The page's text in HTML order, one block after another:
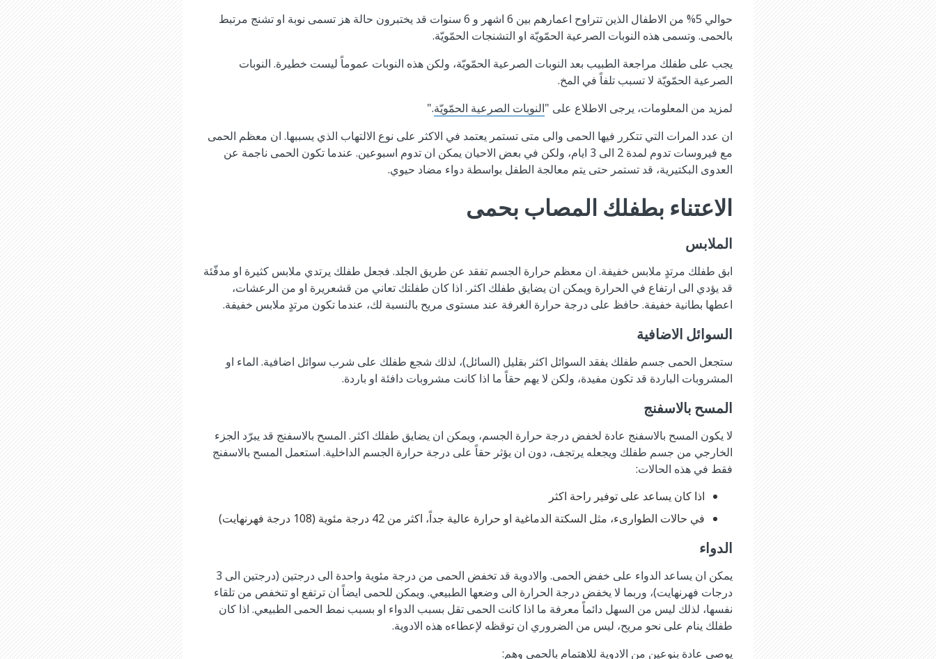
حوالي 5% من الاطفال الذين تتراوح اعمارهم بين 6 اشهر و 6 سنوات قد يختبرون حالة هز تسمى نوبة او تشنج مرتبط
بالحمى. وتسمى هذه النوبات الصرعية الحمّويّة او التشنجات الحمّويّة.
يجب على طفلك مراجعة الطبيب بعد النوبات الصرعية الحمّويّة، ولكن هذه النوبات عموماً ليست خطيرة. النوبات
الصرعية الحمّويّة لا تسبب تلفاً في المخ.
لمزيد من المعلومات، يرجى الاطلاع على "النوبات الصرعية الحمّويّة."
ان عدد المرات التي تتكرر فيها الحمى والى متى تستمر يعتمد في الاكثر على نوع الالتهاب الذي يسببها. ان معظم الحمى
مع فيروسات تدوم لمدة 2 الى 3 ايام، ولكن في بعض الاحيان يمكن ان تدوم اسبوعين. عندما تكون الحمى ناجمة عن
العدوى البكتيرية، قد تستمر حتى يتم معالجة الطفل بواسطة دواء مضاد حيوي.
الاعتناء بطفلك المصاب بحمى
الملابس
ابق طفلك مرتدٍ ملابس خفيفة. ان معظم حرارة الجسم تفقد عن طريق الجلد. فجعل طفلك يرتدي ملابس كثيرة او مدفّئة
قد يؤدي الى ارتفاع في الحرارة ويمكن ان يضايق طفلك اكثر. اذا كان طفلتك تعاني من قشعريرة او من الرعشات،
اعطها بطانية خفيفة. حافظ على درجة حرارة الغرفة عند مستوى مريح بالنسبة لك، عندما تكون مرتدٍ ملابس خفيفة.
السوائل الاضافية
ستجعل الحمى جسم طفلك يفقد السوائل اكثر بقليل (السائل)، لذلك شجع طفلك على شرب سوائل اضافية. الماء او
المشروبات الباردة قد تكون مفيدة، ولكن لا يهم حقاً ما اذا كانت مشروبات دافئة او باردة.
المسح بالاسفنج
لا يكون المسح بالاسفنج عادة لخفض درجة حرارة الجسم، ويمكن ان يضايق طفلك اكثر. المسح بالاسفنج قد يبرّد الجزء
الخارجي من جسم طفلك ويجعله يرتجف، دون ان يؤثر حقاً على درجة حرارة الجسم الداخلية. استعمل المسح بالاسفنج
فقط في هذه الحالات:
اذا كان يساعد على توفير راحة اكثر
في حالات الطوارىء، مثل السكتة الدماغية او حرارة عالية جداً، اكثر من 42 درجة مئوية (108 درجة فهرنهايت)
الدواء
يمكن ان يساعد الدواء على خفض الحمى. والادوية قد تخفض الحمى من درجة مئوية واحدة الى درجتين (درجتين الى 3
درجات فهرنهايت)، وربما لا يخفض درجة الحرارة الى وضعها الطبيعي. ويمكن للحمى ايضاً ان ترتفع او تنخفص من تلقاء
نفسها، لذلك ليس من السهل دائماً معرفة ما اذا كانت الحمى تقل بسبب الدواء او بسبب نمط الحمى الطبيعي. اذا كان
طفلك ينام على نحو مريح، ليس من الضروري ان توقظه لإعطاءه هذه الادوية.
يوصى عادة بنوعين من الادوية للاهتمام بالحمى وهم: